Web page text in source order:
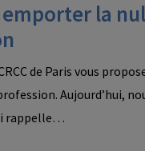
la
de Paris vous
Aujourd’hui,
rappelle…